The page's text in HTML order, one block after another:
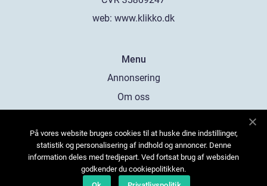
web: www.klikko.dk
Menu
Annonsering
Om oss
Kontakta oss
Sitemap
På vores website bruges cookies til at huske dine indstillinger,
statistik og personalisering af indhold og annoncer. Denne
information deles med tredjepart. Ved fortsat brug af websiden
godkender du cookiepolitikken.